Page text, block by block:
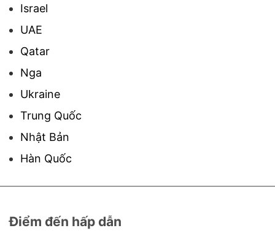
Israel
UAE
Qatar
Nga
Ukraine
Trung Quốc
Nhật Bản
Hàn Quốc
Điểm đến hấp dẫn